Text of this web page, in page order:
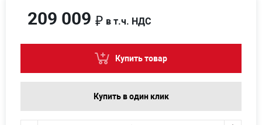
209 009 ₽ в т.ч. НДС
Купить товар
Купить в один клик